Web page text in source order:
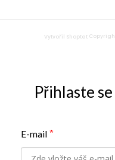
a
Vytvořil Shoptet
Přihlaste
E-mail *